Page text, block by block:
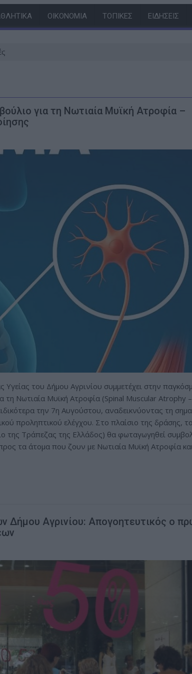
ΟΙΚΟΝΟΜΊΑ ΤΟΠΙΚΈΣ ΕΙΔΉΣΕΙΣ
για τη Νωτιαία Μυϊκή Ατροφία –
του Δήμου Αγρινίου συμμετέχει στην
τη Νωτιαία Μυϊκή Ατροφία (Spinal Muscular Atrophy
την 7η Αυγούστου, αναδεικνύοντας τη
προληπτικού ελέγχου. Στο πλαίσιο της δράσης, το
της Τράπεζας της Ελλάδος) θα φωταγωγηθεί
τα άτομα που ζουν με Νωτιαία Μυϊκή Ατροφία
Δήμου Αγρινίου: Απογοητευτικός ο